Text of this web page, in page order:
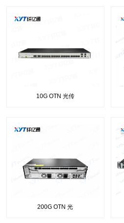
10G OTN 光传
200G OTN 光